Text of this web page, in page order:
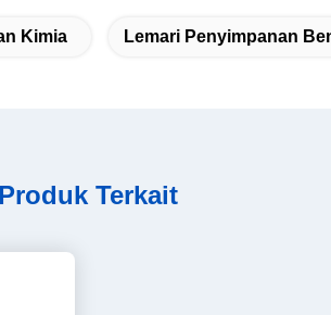
Kimia Lemari Penyimpanan
Produk Terkait